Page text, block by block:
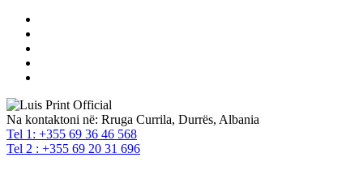
Na kontaktoni në: Rruga Currila, Durrës, Albania
Tel 1: +355 69 36 46 568
Tel 2 : +355 69 20 31 696